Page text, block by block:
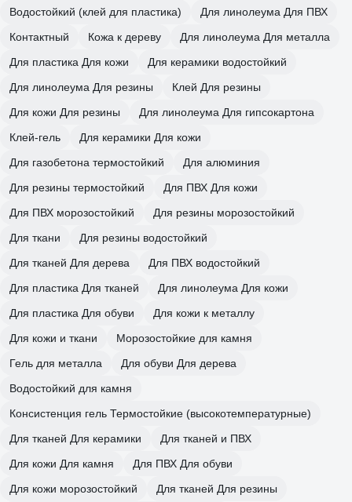
Водостойкий (клей для пластика)
Для линолеума Для ПВХ
Контактный
Кожа к дереву
Для линолеума Для металла
Для пластика Для кожи
Для керамики водостойкий
Для линолеума Для резины
Клей Для резины
Для кожи Для резины
Для линолеума Для гипсокартона
Клей-гель
Для керамики Для кожи
Для газобетона термостойкий
Для алюминия
Для резины термостойкий
Для ПВХ Для кожи
Для ПВХ морозостойкий
Для резины морозостойкий
Для ткани
Для резины водостойкий
Для тканей Для дерева
Для ПВХ водостойкий
Для пластика Для тканей
Для линолеума Для кожи
Для пластика Для обуви
Для кожи к металлу
Для кожи и ткани
Морозостойкие для камня
Гель для металла
Для обуви Для дерева
Водостойкий для камня
Консистенция гель Термостойкие (высокотемпературные)
Для тканей Для керамики
Для тканей и ПВХ
Для кожи Для камня
Для ПВХ Для обуви
Для кожи морозостойкий
Для тканей Для резины